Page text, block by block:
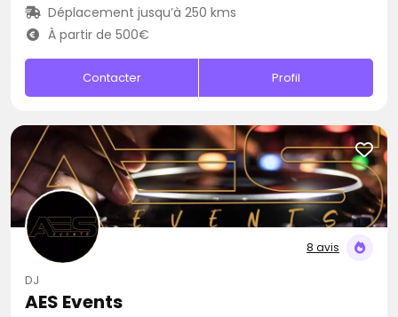
Déplacement jusqu’à 250 kms
À partir de 500€
Contacter Profil
8 avis
DJ
AES Events